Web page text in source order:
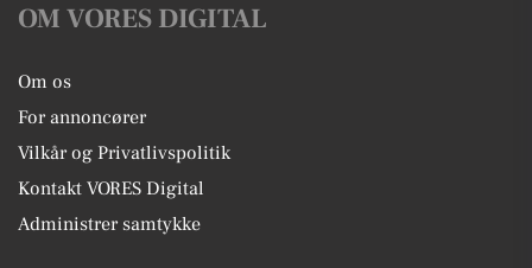
OM VORES DIGITAL
Om os
For annoncører
Vilkår og Privatlivspolitik
Kontakt VORES Digital
Administrer samtykke